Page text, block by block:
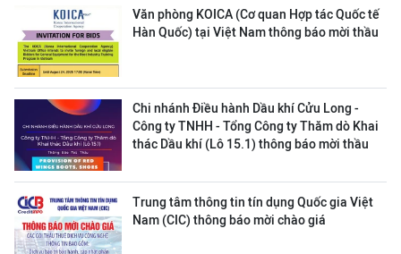
Văn phòng KOICA (Cơ quan Hợp tác Quốc tế
Hàn Quốc) tại Việt Nam thông báo mời thầu
Chi nhánh Điều hành Dầu khí Cửu Long -
Công ty TNHH - Tổng Công ty Thăm dò Khai
thác Dầu khí (Lô 15.1) thông báo mời thầu
Trung tâm thông tin tín dụng Quốc gia Việt
Nam (CIC) thông báo mời chào giá